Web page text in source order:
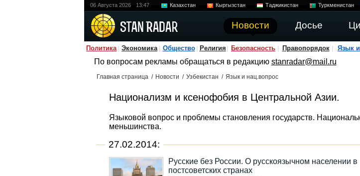
06 Августа 2026 13:47 Казахстан Кыргызстан Таджикистан Туркменистан
Новости Досье
Политика Экономика Общество Религия Безопасность Правопорядок Язык
По вопросам рекламы обращаться в редакцию stanradar@mail.ru
Главная страница / Новости / Узбекистан / Язык и нац.вопрос
Национализм и ксенофобия в Центральной Азии.
Языковой вопрос и проблемы становления государств.
меньшинства.
27.02.2014:
Русские без России. О русскоязычном населении в
постсоветских странах